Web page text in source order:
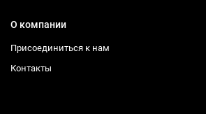
О компании
Присоединиться к нам
Контакты